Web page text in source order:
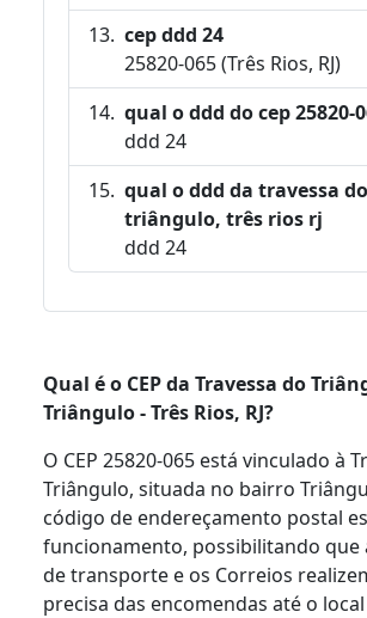
cep ddd 24
25820-065 (Três Rios, RJ)
qual o ddd do cep 25820-
ddd 24
qual o ddd da travessa do
triângulo, três rios rj
ddd 24
Qual é o CEP da Travessa do
Triângulo - Três Rios, RJ?
O CEP 25820-065 está vinculado à
Triângulo, situada no bairro
código de endereçamento postal
funcionamento, possibilitando que
de transporte e os Correios
precisa das encomendas até o